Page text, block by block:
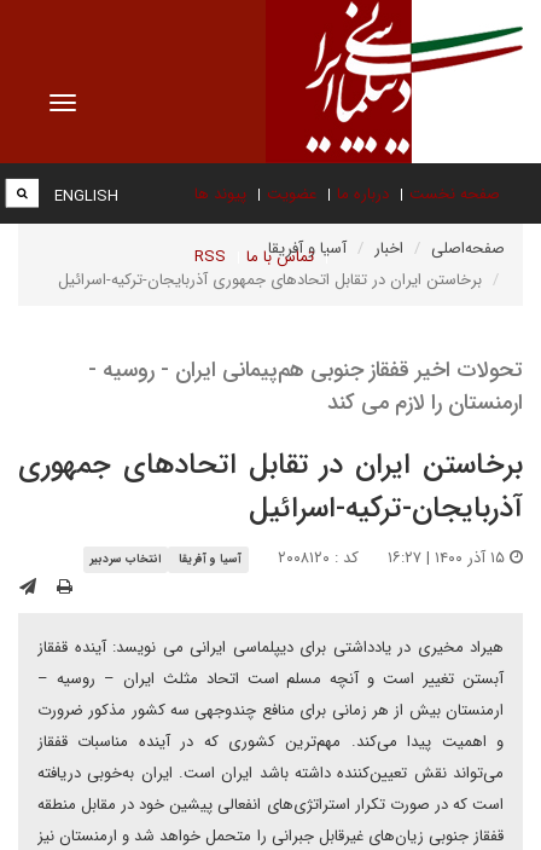
Toggle
صفحه نخست درباره ما عضویت پیوند ها
تماس با ما RSS
ENGLISH
صفحه‌اصلی اخبار
آسیا و آفریقا
برخاستن ایران در تقابل اتحادهای جمهوری آذربایجان-ترکیه-اسرائیل
تحولات اخیر قفقاز جنوبی هم‌پیمانی ایران - روسیه -
ارمنستان را لازم می کند
برخاستن ایران در تقابل اتحادهای جمهوری
آذربایجان-ترکیه-اسرائیل
کد : ۲۰۰۸۱۲۰ آسیا و آفریقا انتخاب سردبیر
هیراد مخیری در یادداشتی برای دیپلماسی ایرانی می نویسد: آینده قفقاز
آبستن تغییر است و آنچه مسلم است اتحاد مثلث ایران – روسیه –
ارمنستان بیش از هر زمانی برای منافع چندوجهی سه کشور مذکور ضرورت
و اهمیت پیدا می‌کند. مهم‌ترین کشوری که در آینده مناسبات قفقاز
می‌تواند نقش تعیین‌کننده داشته باشد ایران است. ایران به‌خوبی دریافته
است که در صورت تکرار استراتژی‌های انفعالی پیشین خود در مقابل منطقه
قفقاز جنوبی زیان‌های غیرقابل جبرانی را متحمل خواهد شد و ارمنستان نیز